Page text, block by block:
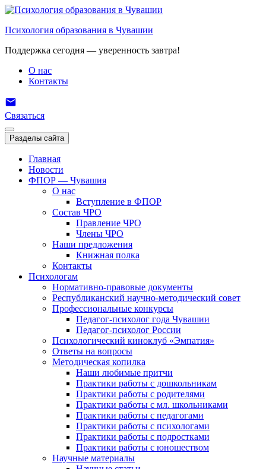
Перейти
содержимому
Психология образования в Чувашии
Поддержка сегодня — уверенность завтра!
О нас
Контакты
Связаться
Разделы сайта
Главная
Новости
ФПОР — Чувашия
О нас
Вступление в ФПОР
Состав ЧРО
Правление ЧРО
Члены ЧРО
Наши предложения
Книжная полка
Контакты
Психологам
Нормативно-правовые документы
Республиканский научно-методический совет
Профессиональные конкурсы
Педагог-психолог года Чувашии
Педагог-психолог России
Психологический киноклуб «Эмпатия»
Ответы на вопросы
Методическая копилка
Наши любимые притчи
Практики работы с дошкольникам
Практики работы с родителями
Практики работы с мл. школьниками
Практики работы с педагогами
Практики работы с психологами
Практики работы с подростками
Практики работы с юношеством
Научные материалы